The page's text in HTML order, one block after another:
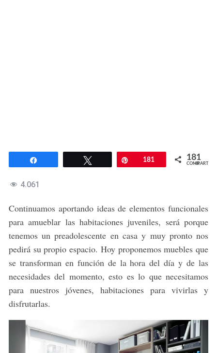
Twittear Pin181 181
COMPARTIR
4.061
Continuamos aportando ideas de elementos funcionales
para amueblar las habitaciones juveniles, será porque
tenemos un preadolescente en casa y muy pronto nos
pedirá su propio espacio. Hoy proponemos muebles que
se transforman en función de la hora del día y de las
necesidades del momento, esto es lo que necesitamos
para nuestros jóvenes, habitaciones para vivirlas y
disfrutarlas.